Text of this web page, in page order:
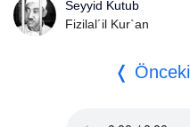
Seyyid Kutub
Fizilal´il Kur`an
❬ Önceki